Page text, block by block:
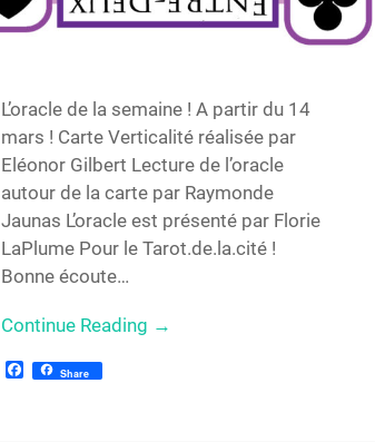
L’oracle de la semaine ! A partir du 14
mars ! Carte Verticalité réalisée par
Eléonor Gilbert Lecture de l’oracle
autour de la carte par Raymonde
Jaunas L’oracle est présenté par Florie
LaPlume Pour le Tarot.de.la.cité !
Bonne écoute…
Continue Reading →
Facebook
Share